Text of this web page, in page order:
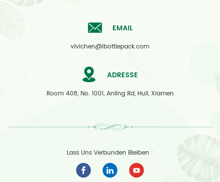
EMAIL
vivichen@ibottlepack.com
ADRESSE
Room 408, No. 1001, Anling Rd, Huli, Xiamen
Lass Uns Verbunden Bleiben :